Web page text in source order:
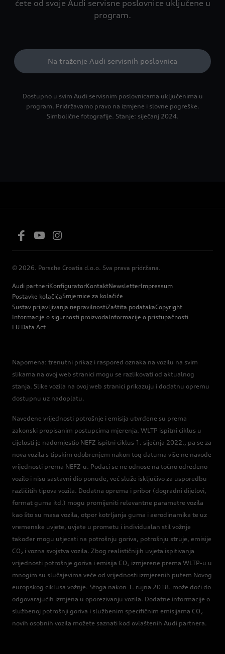
ćete od svoje Audi servisne poslovnice uključene u
program.
Na traženje Audi servisnih poslovnica
Dostupno u svim Audi servisnim poslovnicama uključenima u
program. Pridržavamo pravo na izmjene i slovne pogreške.
Simbolične fotografije. Stanje: siječanj 2024.
© 2026. Porsche Croatia d.o.o. Sva prava pridržana.
Audi partneriKonfiguratorKontaktNewsletterImpressum
Postavke kolačićaSmjernice za kolačiće
Sustav prijavljivanja nepravilnostiZaštita podatakaCopyright
Informacije o sigurnosti proizvodaInformacije o pristupačnosti
EU Data Act
Napomena: trenutni prikaz i raspored oznaka na vozilu na svim
slikama na ovoj web stranici mogu se razlikovati od aktualnog
stanja. Slike vozila na ovoj web stranici prikazuju i dodatnu opremu
dostupnu uz nadoplatu.
Navedene vrijednosti potrošnje i emisija utvrđene su prema
zakonski propisanim postupcima mjerenja. WLTP ispitni ciklus u
cijelosti je nadomjestio NEFZ ispitni ciklus 1. siječnja 2022., pa se za
nova vozila s tipskim odobrenjem nakon tog datuma više ne navode
vrijednosti prema NEFZ-u. Podaci se ne odnose na točno određeno
vozilo i nisu sastavni dio ponude, već služe isključivo za usporedbu
različitih tipova vozila. Dodatna oprema i pribor (dogradni dijelovi,
format guma itd.) mogu promijeniti relevantne parametre vozila
kao što su masa vozila, otpor kotrljanja guma i aerodinamika te uz
vremenske uvjete, uvjete u prometu i individualan stil vožnje
također mogu utjecati na potrošnju goriva, potrošnju struje, emisije
CO₂ i vozna svojstva vozila. Zbog realističnijih uvjeta ispitivanja
vrijednosti potrošnje goriva i emisija CO₂ izmjerene prema WLTP-u u
mnogim su slučajevima veće od vrijednosti izmjerenih putem Novog
europskog ciklusa vožnje. Stoga nakon 1. rujna 2018. može doći do
odgovarajućih izmjena u oporezivanju vozila. Dodatne informacije o
službenoj potrošnji goriva i službenim specifičnim emisijama CO₂
novih osobnih vozila možete saznati kod ovlaštenih Audi partnera.